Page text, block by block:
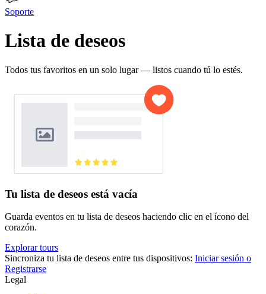
Soporte
Lista de deseos
Todos tus favoritos en un solo lugar — listos cuando tú lo estés.
Tu lista de deseos está vacía
Guarda eventos en tu lista de deseos haciendo clic en el ícono del
corazón.
Explorar tours
Sincroniza tu lista de deseos entre tus dispositivos: Iniciar sesión o
Registrarse
Legal